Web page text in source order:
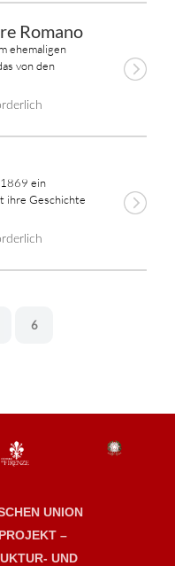
Romano
ehemaligen
von den
ein
ihre Geschichte
6
UNION
–
UND